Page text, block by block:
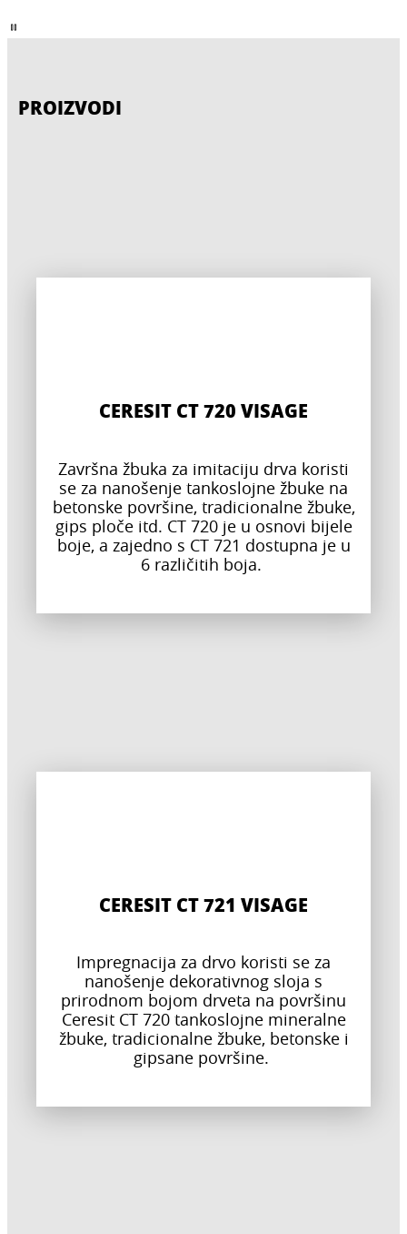
PROIZVODI
CERESIT CT 720 VISAGE
Završna žbuka za imitaciju drva koristi
se za nanošenje tankoslojne žbuke na
betonske površine, tradicionalne žbuke,
gips ploče itd. CT 720 je u osnovi bijele
boje, a zajedno s CT 721 dostupna je u
6 različitih boja.
CERESIT CT 721 VISAGE
Impregnacija za drvo koristi se za
nanošenje dekorativnog sloja s
prirodnom bojom drveta na površinu
Ceresit CT 720 tankoslojne mineralne
žbuke, tradicionalne žbuke, betonske i
gipsane površine.